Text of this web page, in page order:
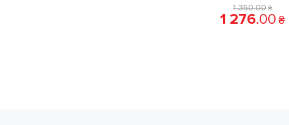
1 350.00 ₴
1 276.00 ₴